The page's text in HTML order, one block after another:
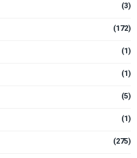
(3)
(172)
(1)
(1)
(5)
(1)
(275)